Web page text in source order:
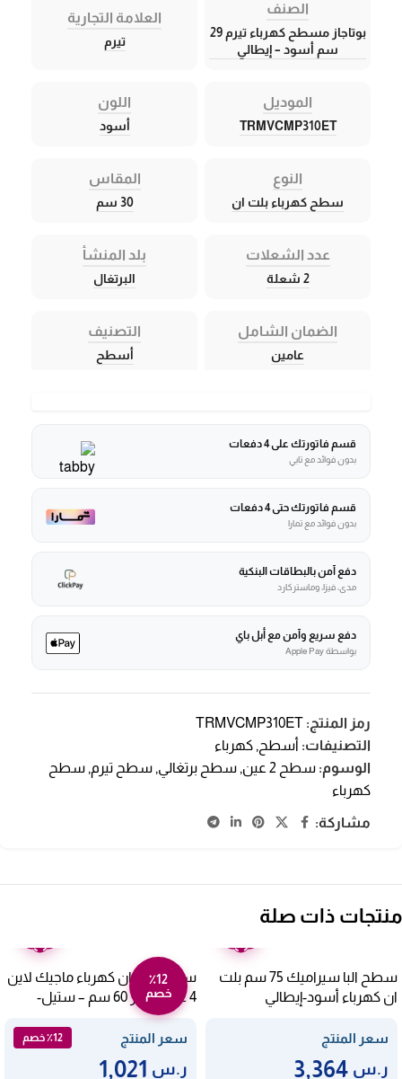
الصنف
بوتاجاز مسطح كهرباء تيرم 29
سم أسود – إيطالي
العلامة التجارية
تيرم
الموديل
TRMVCMP310ET
اللون
أسود
النوع
سطح كهرباء بلت ان
المقاس
30 سم
عدد الشعلات
2 شعلة
بلد المنشأ
البرتغال
الضمان الشامل
عامين
التصنيف
أسطح
قسم فاتورتك على 4 دفعات
بدون فوائد مع تابي
قسم فاتورتك حتى 4 دفعات
بدون فوائد مع تمارا
دفع آمن بالبطاقات البنكية
مدى، فيزا، وماستركارد
دفع سريع وآمن مع أبل باي
بواسطة Apple Pay
رمز المنتج: TRMVCMP310ET
التصنيفات: أسطح , كهرباء
الوسوم: سطح 2 عين , سطح برتغالي, سطح تيرم, سطح
كهرباء
مشاركة:
منتجات ذات صلة
سطح البا سيراميك 75 سم بلت
ان كهرباء أسود-إيطالي
سعر المنتج
ر.س
٪12
خصم
سطح بلت ان كهرباء ماجيك لاين
4 عيون حجر 60 سم – ستيل-
MH6E4 S
سعر المنتج
٪12 خصم
ر.س